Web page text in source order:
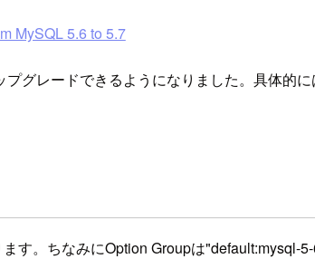
MySQL 5.6 to 5.7
グレードできるようになりました。具体的
す。ちなみにOption Groupは"default:mysql-